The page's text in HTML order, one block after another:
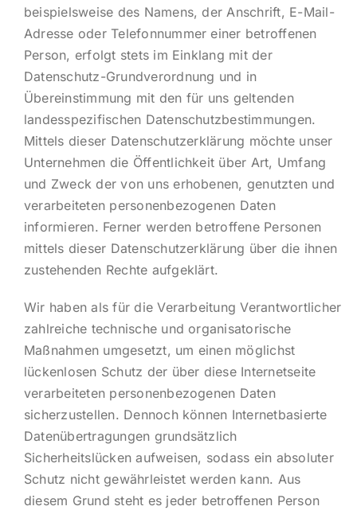
beispielsweise des Namens, der Anschrift, E-Mail-
Adresse oder Telefonnummer einer betroffenen
Person, erfolgt stets im Einklang mit der
Datenschutz-Grundverordnung und in
Übereinstimmung mit den für uns geltenden
landesspezifischen Datenschutzbestimmungen.
Mittels dieser Datenschutzerklärung möchte unser
Unternehmen die Öffentlichkeit über Art, Umfang
und Zweck der von uns erhobenen, genutzten und
verarbeiteten personenbezogenen Daten
informieren. Ferner werden betroffene Personen
mittels dieser Datenschutzerklärung über die ihnen
zustehenden Rechte aufgeklärt.
Wir haben als für die Verarbeitung Verantwortlicher
zahlreiche technische und organisatorische
Maßnahmen umgesetzt, um einen möglichst
lückenlosen Schutz der über diese Internetseite
verarbeiteten personenbezogenen Daten
sicherzustellen. Dennoch können Internetbasierte
Datenübertragungen grundsätzlich
Sicherheitslücken aufweisen, sodass ein absoluter
Schutz nicht gewährleistet werden kann. Aus
diesem Grund steht es jeder betroffenen Person